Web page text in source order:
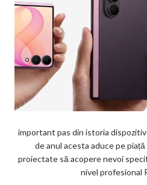
important pas din istoria
de anul acesta aduce pe
proiectate să acopere nevoi
nivel profesional